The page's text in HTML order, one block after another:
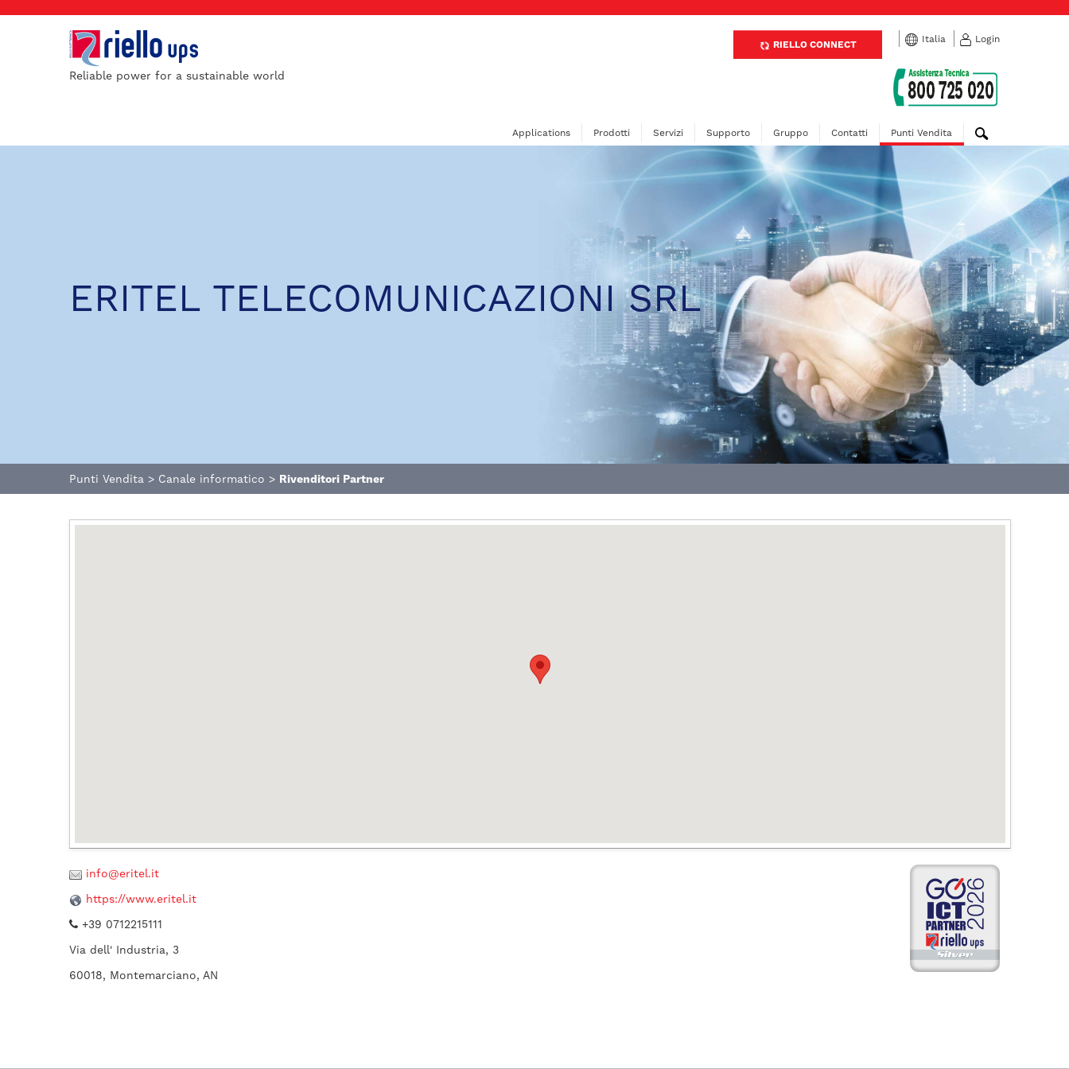
Reliable power for a sustainable world
RIELLO CONNECT Italia Login
Applications Prodotti Servizi Supporto Gruppo Contatti Punti Vendita
ERITEL TELECOMUNICAZIONI SRL
Punti Vendita > Canale informatico > Rivenditori Partner
info@eritel.it
https://www.eritel.it
+39 0712215111
Via dell' Industria, 3
60018, Montemarciano, AN